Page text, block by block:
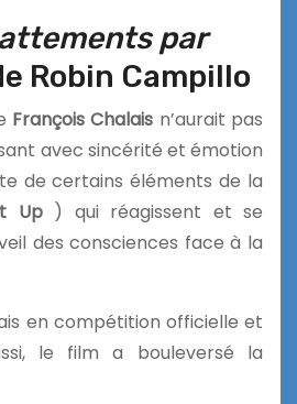
par
Robin Campillo
François Chalais n’aurait pas
avec sincérité et émotion
de certains éléments de la
Up) qui réagissent et se
des consciences face à la
en compétition officielle et
le film a bouleversé la